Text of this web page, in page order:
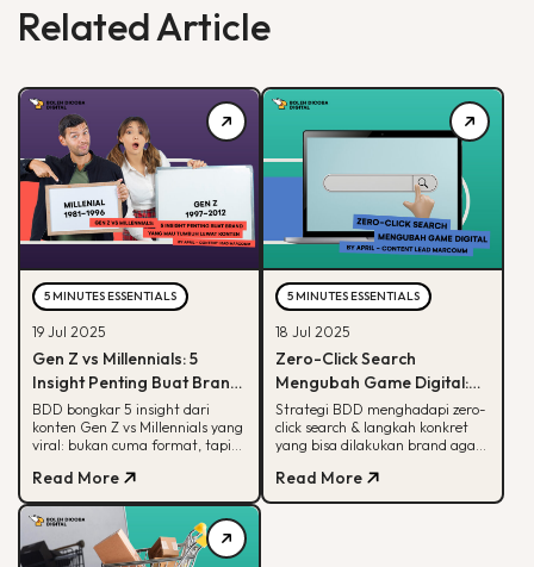
Related Article
5 MINUTES ESSENTIALS
19 Jul 2025
Gen Z vs Millennials: 5
Insight Penting Buat Brand
yang Mau Tumbuh Lewat
Konten
BDD bongkar 5 insight dari
konten Gen Z vs Millennials yang
viral: bukan cuma format, tapi
Read More
5 MINUTES ESSENTIALS
18 Jul 2025
Zero-Click Search
Mengubah Game Digital:
Begini Strategi BDD & Apa
yang Bisa Dilakukan Brand
Strategi BDD menghadapi zero-
click search & langkah konkret
yang bisa dilakukan brand agar
Google
Read More